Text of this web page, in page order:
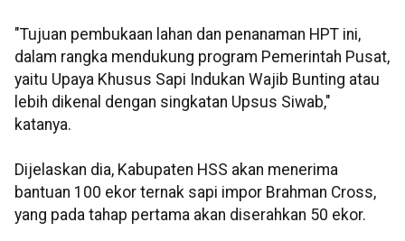
"Tujuan pembukaan lahan dan penanaman HPT ini,
dalam rangka mendukung program Pemerintah Pusat,
yaitu Upaya Khusus Sapi Indukan Wajib Bunting atau
lebih dikenal dengan singkatan Upsus Siwab,"
katanya.
Dijelaskan dia, Kabupaten HSS akan menerima
bantuan 100 ekor ternak sapi impor Brahman Cross,
yang pada tahap pertama akan diserahkan 50 ekor.